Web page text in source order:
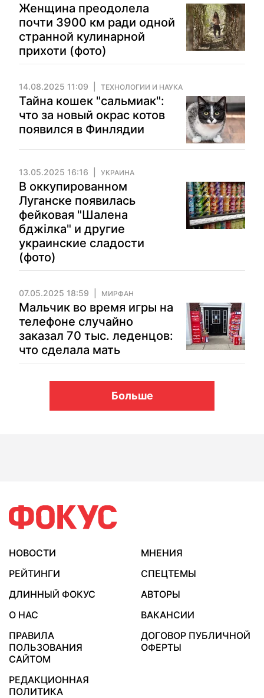
Женщина преодолела
почти 3900 км ради одной
странной кулинарной
прихоти (фото)
14.08.2025 11:09 ТЕХНОЛОГИИ И НАУКА
Тайна кошек "сальмиак":
что за новый окрас котов
появился в Финлядии
13.05.2025 16:16 УКРАИНА
В оккупированном
Луганске появилась
фейковая "Шалена
бджілка" и другие
украинские сладости
(фото)
07.05.2025 18:59 МИРФАН
Мальчик во время игры на
телефоне случайно
заказал 70 тыс. леденцов:
что сделала мать
Больше
НОВОСТИ
МНЕНИЯ
РЕЙТИНГИ
СПЕЦТЕМЫ
ДЛИННЫЙ ФОКУС
АВТОРЫ
О НАС
ВАКАНСИИ
ПРАВИЛА
ПОЛЬЗОВАНИЯ
САЙТОМ
ДОГОВОР ПУБЛИЧНОЙ
ОФЕРТЫ
РЕДАКЦИОННАЯ
ПОЛИТИКА